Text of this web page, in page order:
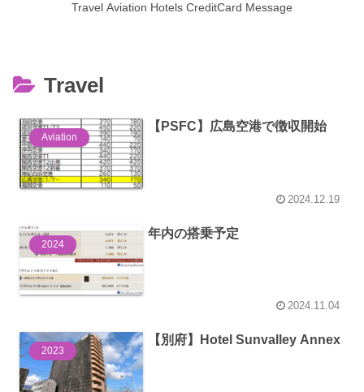
Travel Aviation Hotels CreditCard Message
Travel
Aviation
【PSFC】広島空港で徴収開始
2024.12.19
2024
年内の搭乗予定
2024.11.04
2023
【別府】Hotel Sunvalley Annex